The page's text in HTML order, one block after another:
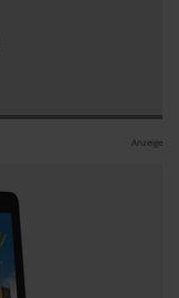
Anzeige